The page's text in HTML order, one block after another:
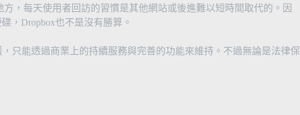
，每天使用者回訪的習慣是其他網站或後進難以短時間取代的。因
，Dropbox也不是沒有勝算。
只能透過商業上的持續服務與完善的功能來維持。不過無論是法律保